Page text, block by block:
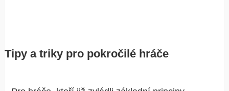
Tipy a triky pro pokročilé hráče